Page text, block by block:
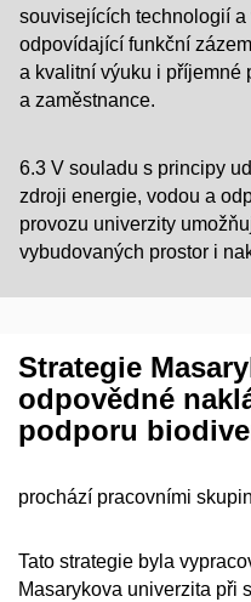
souvisejících technologií
odpovídající funkční
a kvalitní výuku i příjemné
a zaměstnance.
6.3 V souladu s principy
zdroji energie, vodou a
provozu univerzity
vybudovaných prostor i
Strategie
odpovědné
podporu
prochází pracovními
Tato strategie byla
Masarykova univerzita při